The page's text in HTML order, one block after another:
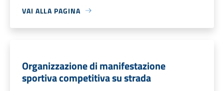
VAI ALLA PAGINA
Organizzazione di manifestazione
sportiva competitiva su strada